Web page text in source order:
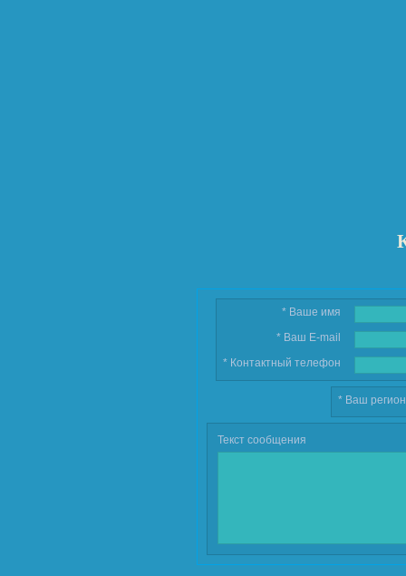
* Ваше имя
* Ваш E-mail
* Контактный телефон
* Ваш
Текст сообщения